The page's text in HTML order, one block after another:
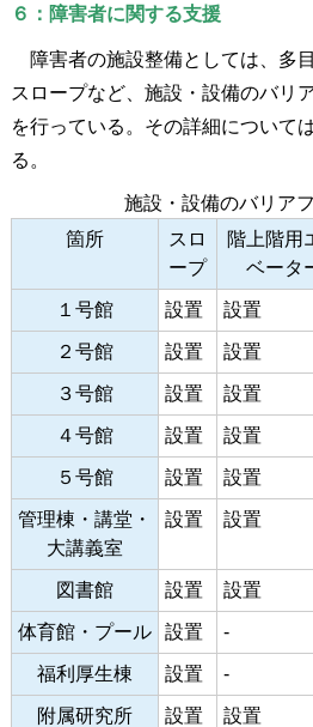
６：障害者に関する支援
障害者の施設整備としては、多
スロープなど、施設・設備のバリ
を行っている。その詳細について
る。
施設・設備のバリア
箇所
スロ
ープ
階上階用
ベータ
１号館 設置 設置
２号館 設置 設置
３号館 設置 設置
４号館 設置 設置
５号館 設置 設置
管理棟・講堂・
大講義室
設置 設置
図書館 設置 設置
体育館・プール 設置 -
福利厚生棟 設置 -
附属研究所 設置 設置